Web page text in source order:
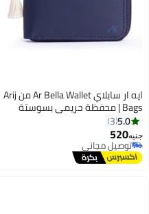
4
ايه ار سابلاي Ar Bella Wallet من Arij
Bags | محفظة حريمي بسوستة
بخامة مقاومة للمياه للاستخدام
+ جيب سري + نافذة بطاقة + حماية
RFID (11 × 9 × 2 سم) (كحلي)
5.0
3
جنيه520
توصيل مجاني
توصيل مجاني